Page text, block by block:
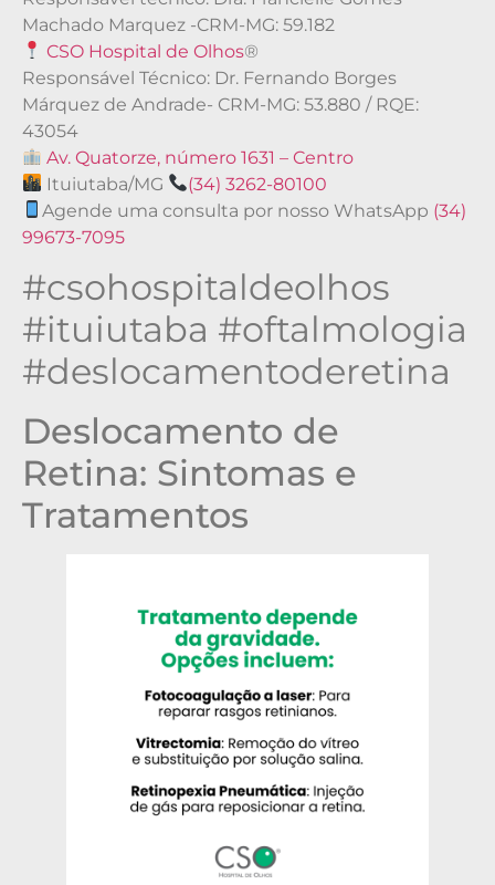
Machado Marquez -CRM-MG: 59.182
CSO Hospital de Olhos®
Responsável Técnico: Dr. Fernando Borges
Márquez de Andrade- CRM-MG: 53.880 / RQE:
43054
Av. Quatorze, número 1631 – Centro
Ituiutaba/MG
(34) 3262-80100
Agende uma consulta por nosso WhatsApp (34)
99673-7095
#csohospitaldeolhos
#ituiutaba #oftalmologia
#deslocamentoderetina
Deslocamento de
Retina: Sintomas e
Tratamentos